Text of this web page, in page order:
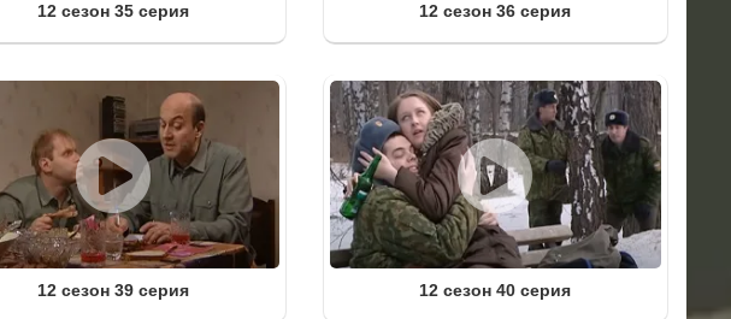
12 сезон 35 серия 12 сезон 36 серия
12 сезон 39 серия 12 сезон 40 серия